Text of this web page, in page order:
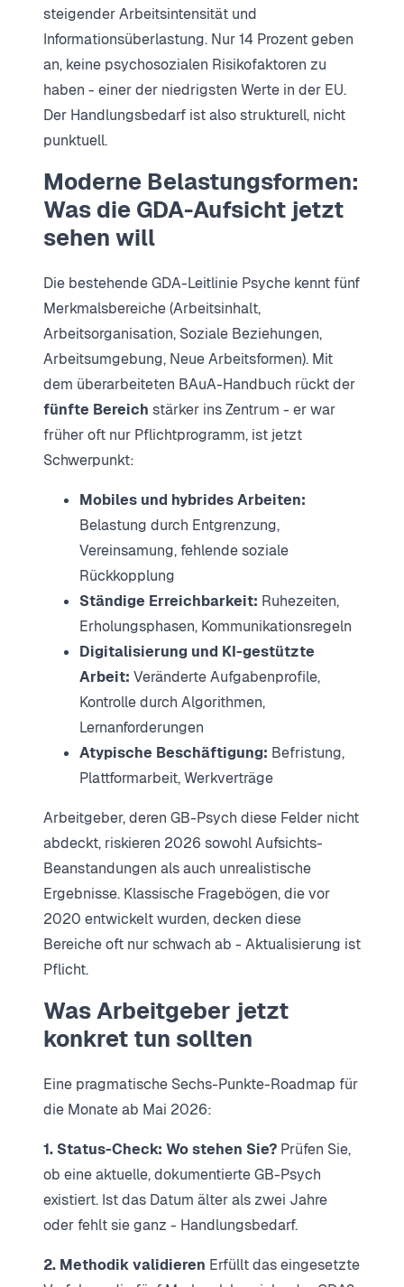
steigender Arbeitsintensität und
Informationsüberlastung. Nur 14 Prozent geben
an, keine psychosozialen Risikofaktoren zu
haben - einer der niedrigsten Werte in der EU.
Der Handlungsbedarf ist also strukturell, nicht
punktuell.
Moderne Belastungsformen:
Was die GDA-Aufsicht jetzt
sehen will
Die bestehende GDA-Leitlinie Psyche kennt fünf
Merkmalsbereiche (Arbeitsinhalt,
Arbeitsorganisation, Soziale Beziehungen,
Arbeitsumgebung, Neue Arbeitsformen). Mit
dem überarbeiteten BAuA-Handbuch rückt der
fünfte Bereich stärker ins Zentrum - er war
früher oft nur Pflichtprogramm, ist jetzt
Schwerpunkt:
Mobiles und hybrides Arbeiten:
Belastung durch Entgrenzung,
Vereinsamung, fehlende soziale
Rückkopplung
Ständige Erreichbarkeit: Ruhezeiten,
Erholungsphasen, Kommunikationsregeln
Digitalisierung und KI-gestützte
Arbeit: Veränderte Aufgabenprofile,
Kontrolle durch Algorithmen,
Lernanforderungen
Atypische Beschäftigung: Befristung,
Plattformarbeit, Werkverträge
Arbeitgeber, deren GB-Psych diese Felder nicht
abdeckt, riskieren 2026 sowohl Aufsichts-
Beanstandungen als auch unrealistische
Ergebnisse. Klassische Fragebögen, die vor
2020 entwickelt wurden, decken diese
Bereiche oft nur schwach ab - Aktualisierung ist
Pflicht.
Was Arbeitgeber jetzt
konkret tun sollten
Eine pragmatische Sechs-Punkte-Roadmap für
die Monate ab Mai 2026:
1. Status-Check: Wo stehen Sie? Prüfen Sie,
ob eine aktuelle, dokumentierte GB-Psych
existiert. Ist das Datum älter als zwei Jahre
oder fehlt sie ganz - Handlungsbedarf.
2. Methodik validieren Erfüllt das eingesetzte